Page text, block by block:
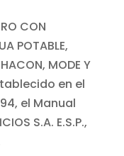
CON
POTABLE,
MODE Y
en el
el Manual
S.A. E.S.P.,